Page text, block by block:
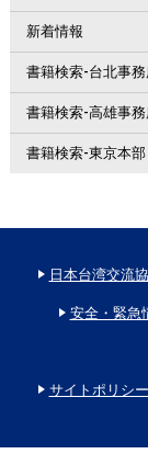
新着情報
書籍検索-台北事
書籍検索-高雄事
書籍検索-東京本部
日本台湾交流
安全・緊急
サイトポリシー